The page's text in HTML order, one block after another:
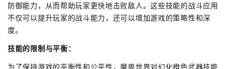
防御能力，从而帮助玩家更快地击败敌人。这些技能的战斗应用
不仅可以提升玩家的战斗能力，还可以增加游戏的策略性和深
度。
技能的限制与平衡：